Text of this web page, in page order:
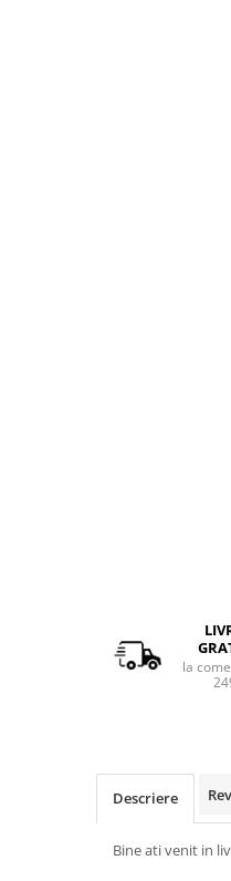
la
Descriere
Bine ati venit in